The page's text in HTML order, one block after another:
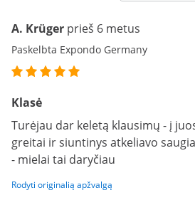
A. Krüger prieš 6 metus
Paskelbta Expondo Germany
Klasė
Turėjau dar keletą klausimų - į
greitai ir siuntinys atkeliavo
- mielai tai daryčiau
Rodyti originalią apžvalgą